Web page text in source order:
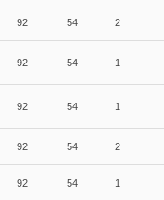
92 54 2
92
54 1
92 54 1
92 54 2
92 54 1